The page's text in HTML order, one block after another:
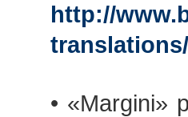
http://
• «Margini»